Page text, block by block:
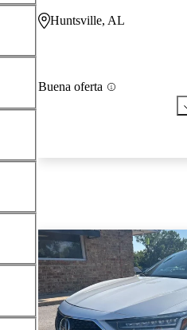
Huntsville, AL
Buena oferta